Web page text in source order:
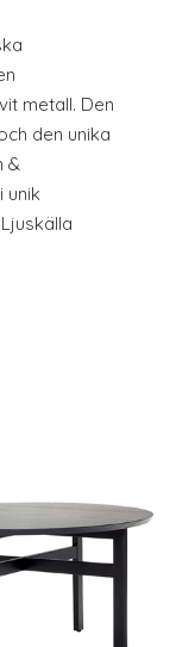
metall. Den
den unika
&
unik